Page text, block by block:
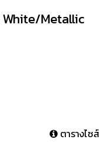
White/Metallic
ตารางไซส์